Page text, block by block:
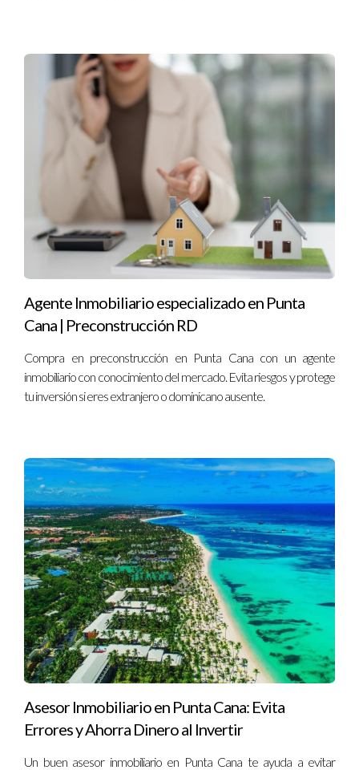
"Tu sueño de tener una propiedad en Punta Cana
está a solo un paso. ¡Hablemos!"
Agente Inmobiliario especializado en Punta
Cana | Preconstrucción RD
Compra en preconstrucción en Punta Cana con un agente
inmobiliario con conocimiento del mercado. Evita riesgos y protege
tu inversión si eres extranjero o dominicano ausente.
Asesor Inmobiliario en Punta Cana: Evita
Errores y Ahorra Dinero al Invertir
Un buen asesor inmobiliario en Punta Cana te ayuda a evitar